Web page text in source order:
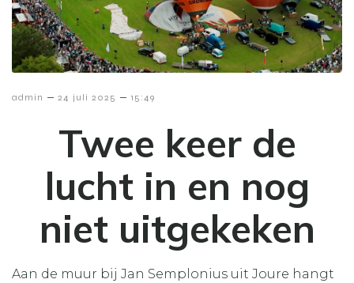
admin – 24 juli 2025 – 15:49
Twee keer de
lucht in en nog
niet uitgekeken
Aan de muur bij Jan Semplonius uit Joure hangt